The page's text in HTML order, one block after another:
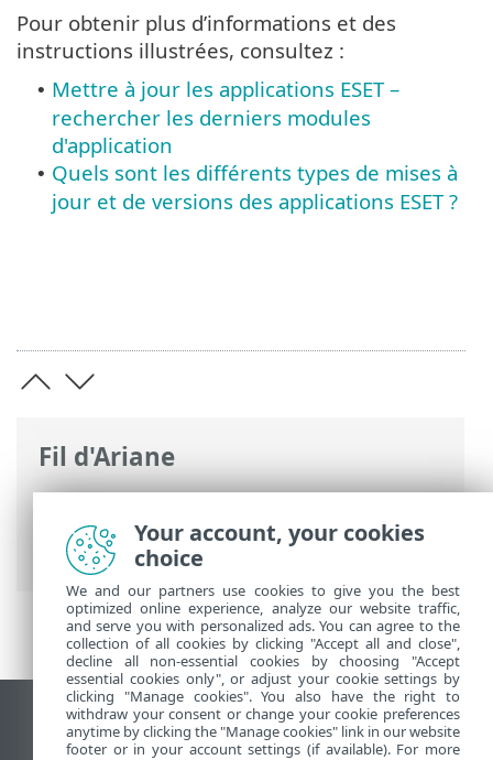
Fil d'Ariane
Aide en ligne d'ESET>ESET Internet
Security >Installation> Mise à niveau à
une version plus récente
Pour obtenir plus d’informations et des
instructions illustrées, consultez :
• Mettre à jour les applications ESET –
rechercher les derniers modules
d'application
• Quels sont les différents types de mises à
jour et de versions des applications ESET ?
Afficher le site pour ordinateur de bureau
End of Life
Your account, your cookies
choice
We and our partners use cookies to give you the best
optimized online experience, analyze our website traffic,
and serve you with personalized ads. You can agree to the
collection of all cookies by clicking "Accept all and close",
decline all non-essential cookies by choosing "Accept
essential cookies only", or adjust your cookie settings by
clicking "Manage cookies". You also have the right to
withdraw your consent or change your cookie preferences
anytime by clicking the "Manage cookies" link in our website
footer or in your account settings (if available). For more